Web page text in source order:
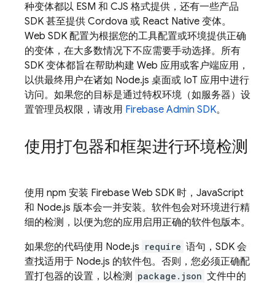
种变体都以 ESM 和 CJS 格式提供，还有一些产品
SDK 甚至提供 Cordova 或 React Native 变体。
Web SDK 配置为根据您的工具配置或环境提供正确
的变体，在大多数情况下不应需要手动选择。所有
SDK 变体都旨在帮助构建 Web 应用或客户端应用，
以供最终用户在诸如 Node.js 桌面或 IoT 应用中进行
访问。如果您的目标是通过特权环境（如服务器）设
置管理员权限，请改用 Firebase Admin SDK。
使用打包器和框架进行环境检测
使用 npm 安装 Firebase Web SDK 时，JavaScript
和 Node.js 版本会一并安装。软件包会对环境进行精
细的检测，以便为您的应用启用正确的软件包版本。
如果您的代码使用 Node.js require 语句，SDK 会
查找适用于 Node.js 的软件包。否则，您必须正确配
置打包器的设置，以检测 package.json 文件中的